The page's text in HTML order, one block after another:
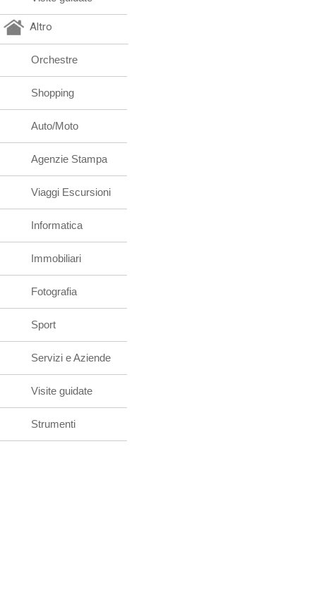
Altro
Orchestre
Shopping
Auto/Moto
Agenzie Stampa
Viaggi Escursioni
Informatica
Immobiliari
Fotografia
Sport
Servizi e Aziende
Visite guidate
Strumenti